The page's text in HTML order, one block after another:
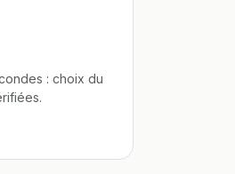
: choix du